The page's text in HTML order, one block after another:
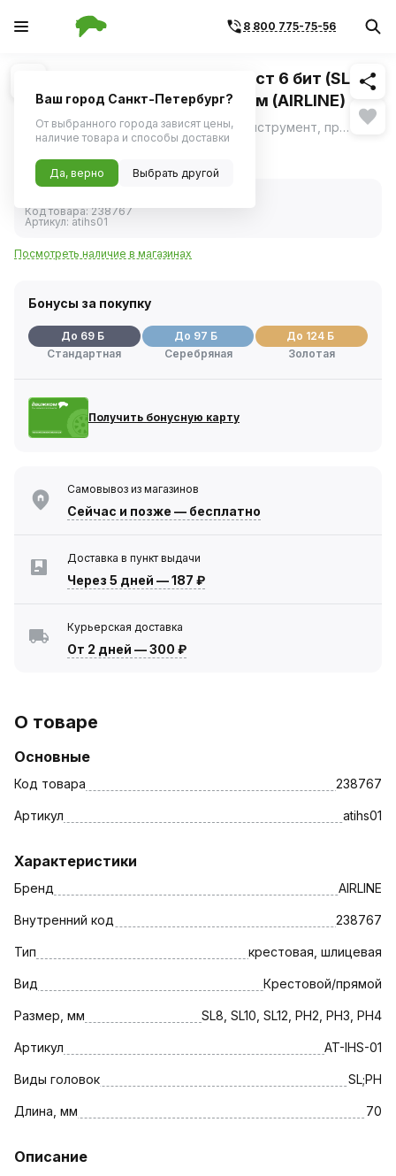
8 800 775-75-56
1/3 Похожие
Отвертка ударная шлиц - крест 6 бит (SL)
8,10,12мм РH2,3,4 5/16 L=36мм (AIRLINE)
Ударная отвертка это специальный инструмент, применяемый для отвинчивания сложного крепежа с закисшей резьбой или зафиксированного резьбовым герметиком. ещё
Код товара:238767
Артикул: atihs01
Посмотреть наличие в магазинах
Бонусы за покупку
До 69 Б
Стандартная
До 97 Б
Серебряная
До 124 Б
Золотая
Получить бонусную карту
Самовывоз из магазинов
Сейчас и позже — бесплатно
Доставка в пункт выдачи
Через 5 дней —187 ₽
Курьерская доставка
От 2 дней —300 ₽
О товаре
Основные
Код товара 238767
Артикул atihs01
Характеристики
Бренд AIRLINE
Внутренний код 238767
Тип крестовая, шлицевая
Вид Крестовой/прямой
Размер, мм SL8, SL10, SL12, РH2, РH3, РH4
Артикул AT-IHS-01
Виды головок SL;PH
Длина, мм 70
Описание
Ваш город Санкт-Петербург?
От выбранного города зависят цены,
наличие товара и способы доставки
Да, верно Выбрать другой